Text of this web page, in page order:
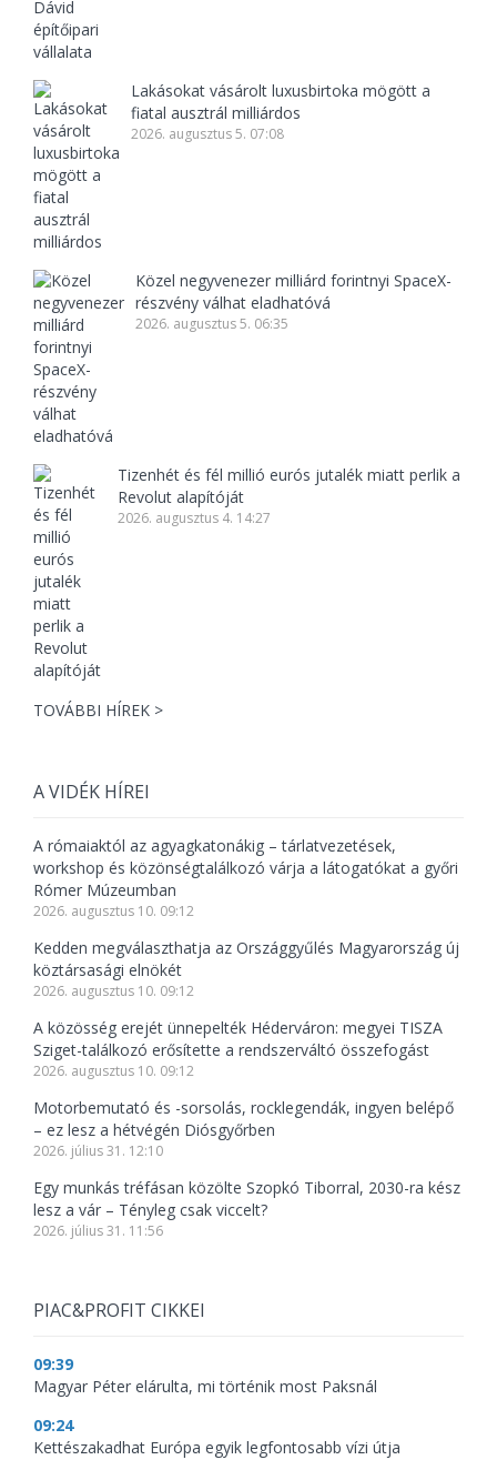
Lakásokat vásárolt luxusbirtoka mögött a
fiatal ausztrál milliárdos
2026. augusztus 5. 07:08
Közel negyvenezer milliárd forintnyi SpaceX-
részvény válhat eladhatóvá
2026. augusztus 5. 06:35
Tizenhét és fél millió eurós jutalék miatt perlik a
Revolut alapítóját
2026. augusztus 4. 14:27
TOVÁBBI HÍREK >
A VIDÉK HÍREI
A rómaiaktól az agyagkatonákig – tárlatvezetések,
workshop és közönségtalálkozó várja a látogatókat a győri
Rómer Múzeumban
2026. augusztus 10. 09:12
Kedden megválaszthatja az Országgyűlés Magyarország új
köztársasági elnökét
2026. augusztus 10. 09:12
A közösség erejét ünnepelték Héderváron: megyei TISZA
Sziget-találkozó erősítette a rendszerváltó összefogást
2026. augusztus 10. 09:12
Motorbemutató és -sorsolás, rocklegendák, ingyen belépő
– ez lesz a hétvégén Diósgyőrben
2026. július 31. 12:10
Egy munkás tréfásan közölte Szopkó Tiborral, 2030-ra kész
lesz a vár – Tényleg csak viccelt?
2026. július 31. 11:56
PIAC&PROFIT CIKKEI
09:39
Magyar Péter elárulta, mi történik most Paksnál
09:24
Kettészakadhat Európa egyik legfontosabb vízi útja